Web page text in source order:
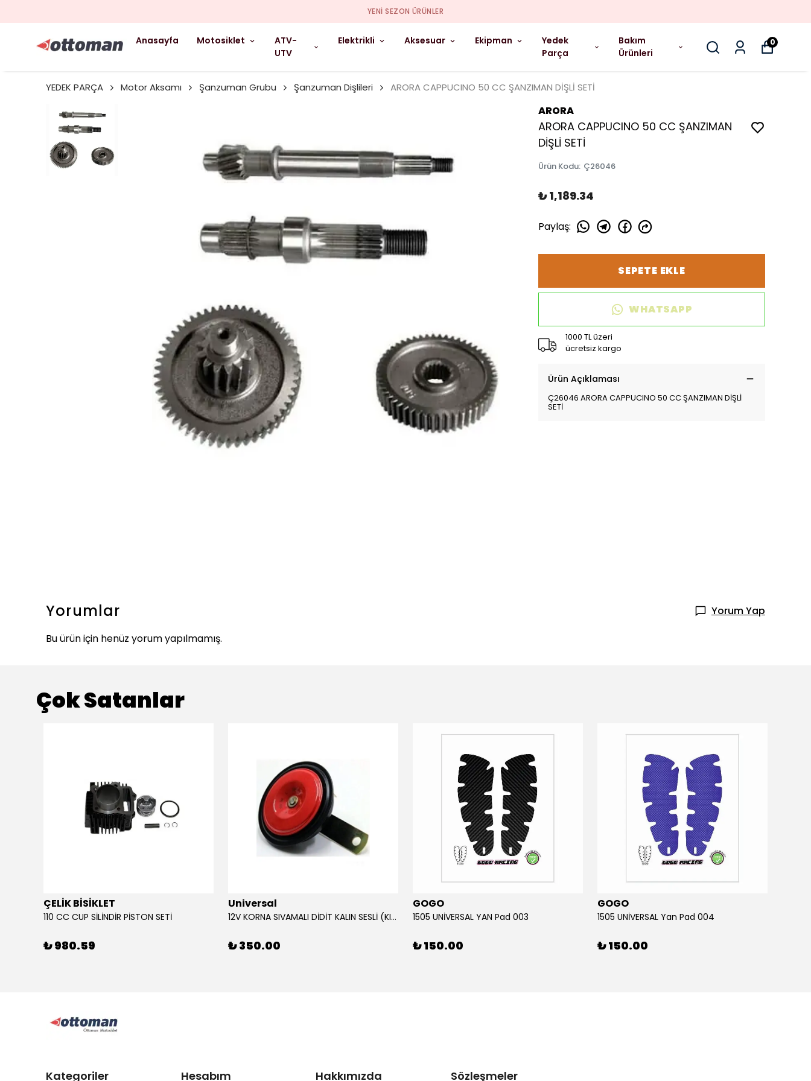
YENI SEZON ÜRÜNLER
Anasayfa Motosiklet
ATV-
UTV
Elektrikli Aksesuar Ekipman
Yedek
Parça
Bakım
Ürünleri
0
YEDEK PARÇA Motor Aksamı Şanzuman Grubu Şanzuman Dişlileri ARORA CAPPUCINO 50 CC ŞANZIMAN DİŞLİ SETİ
ARORA
ARORA CAPPUCINO 50 CC ŞANZIMAN
DİŞLİ SETİ
Ürün Kodu: Ç26046
₺ 1,189.34
Paylaş:
SEPETE EKLE
WHATSAPP
1000 TL üzeri
ücretsiz kargo
Ürün Açıklaması
Ç26046 ARORA CAPPUCINO 50 CC ŞANZIMAN DİŞLİ
SETİ
Yorumlar
Yorum Yap
Bu ürün için henüz yorum yapılmamış.
Çok Satanlar
ÇELİK BİSİKLET
110 CC CUP SİLİNDİR PİSTON SETİ
₺ 980.59
Universal
12V KORNA SIVAMALI DİDİT KALIN SESLİ (KIRMIZI)
₺ 350.00
GOGO
1505 UNİVERSAL YAN Pad 003
₺ 150.00
GOGO
1505 UNİVERSAL Yan Pad 004
₺ 150.00
Kategoriler Hesabım Hakkımızda Sözleşmeler